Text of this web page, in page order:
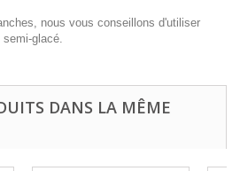
nous vous conseillons d'utiliser
semi-glacé.
DANS LA MÊME